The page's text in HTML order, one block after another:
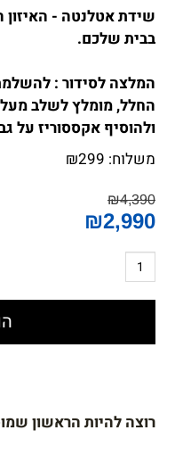
שידת אטלנטה - האיזון
בבית שלכם.
המלצה לסידור :
החלל, מומלץ לשלב
ולהוסיף אקססוריז על
משלוח:
₪299
₪4,390
₪2,990
רוצה להיות הראשון